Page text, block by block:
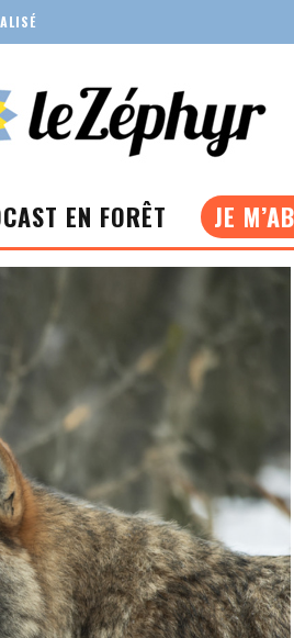
EN FORÊT JE